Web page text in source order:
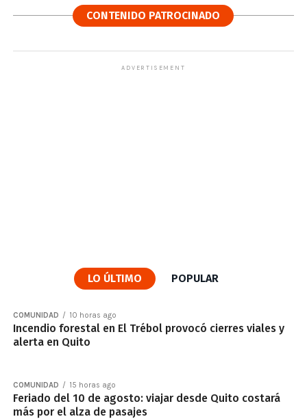
CONTENIDO PATROCINADO
ADVERTISEMENT
LO ÚLTIMO POPULAR
COMUNIDAD 10 horas ago
Incendio forestal en El Trébol provocó cierres viales y
alerta en Quito
COMUNIDAD 15 horas ago
Feriado del 10 de agosto: viajar desde Quito costará
más por el alza de pasajes